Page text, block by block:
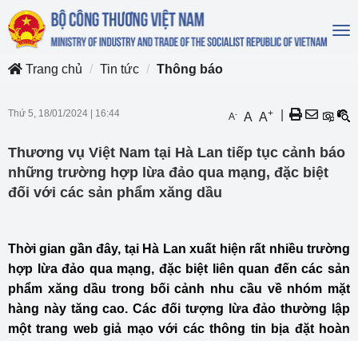
Trang chủ
Tin tức Thông báo
Thứ 5, 18/01/2024 16:44 A- A A+
Thương vụ Việt Nam tại Hà Lan tiếp tục cảnh báo
những trường hợp lừa đảo qua mạng, đặc biệt
đối với các sản phẩm xăng dầu
Thời gian gần đây, tại Hà Lan xuất hiện rất nhiều trường
hợp lừa đảo qua mạng, đặc biệt liên quan đến các sản
phẩm xăng dầu trong bối cảnh nhu cầu về nhóm mặt
hàng này tăng cao. Các đối tượng lừa đảo thường lập
một trang web giả mạo với các thông tin bịa đặt hoàn